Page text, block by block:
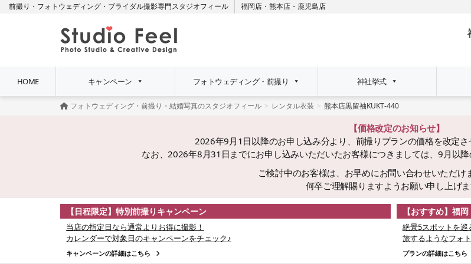
前撮り・フォトウェディング・ブライダル撮影専門スタジオフィール 福岡店 ・ 熊本店 ・ 鹿児島店
HOME キャンペーン フォトウェディング・前撮り 神社挙式
フォトウェディング・前撮り・結婚写真のスタジオフィール レンタル衣装 熊本店黒留袖KUKT-440
【価格改定のお知らせ】
2026年9月1日以降のお申し込み分より、前撮りプランの価格を改定さ
なお、2026年8月31日までにお申し込みいただいたお客様につきましては、9月以
ご検討中のお客様は、お早めにお問い合わせいただけ
何卒ご理解賜りますようお願い申し上げま
【日程限定】特別前撮りキャンペーン
当店の指定日なら通常よりお得に撮影！
カレンダーで対象日のキャンペーンをチェック♪
キャンペーンの詳細はこちら
【おすすめ】福
絶景5スポットを
旅するようなフォ
プランの詳細はこちら